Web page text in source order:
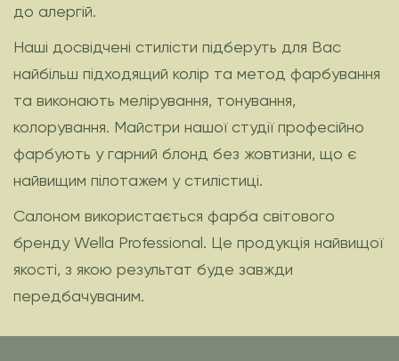
до алергій.
Наші досвідчені стилісти підберуть для Вас
найбільш підходящий колір та метод фарбування
та виконають мелірування, тонування,
колорування. Майстри нашої студії професійно
фарбують у гарний блонд без жовтизни, що є
найвищим пілотажем у стилістиці.
Салоном використається фарба світового
бренду Wella Professional. Це продукція найвищої
якості, з якою результат буде завжди
передбачуваним.